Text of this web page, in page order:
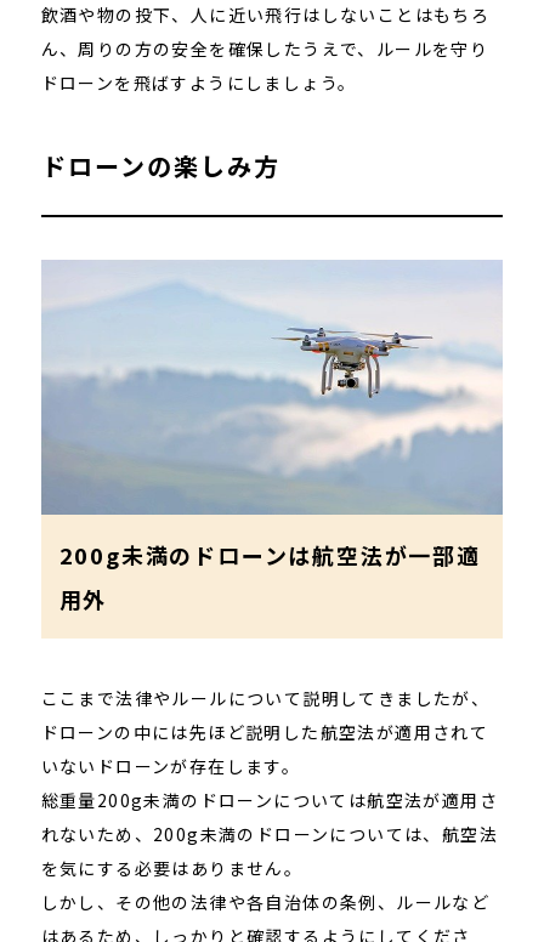
飲酒や物の投下、人に近い飛行はしないことはもちろ
ん、周りの方の安全を確保したうえで、ルールを守り
ドローンを飛ばすようにしましょう。
ドローンの楽しみ方
200g未満のドローンは航空法が一部適
用外
ここまで法律やルールについて説明してきましたが、
ドローンの中には先ほど説明した航空法が適用されて
いないドローンが存在します。
総重量200g未満のドローンについては航空法が適用さ
れないため、200g未満のドローンについては、航空法
を気にする必要はありません。
しかし、その他の法律や各自治体の条例、ルールなど
はあるため、しっかりと確認するようにしてくださ